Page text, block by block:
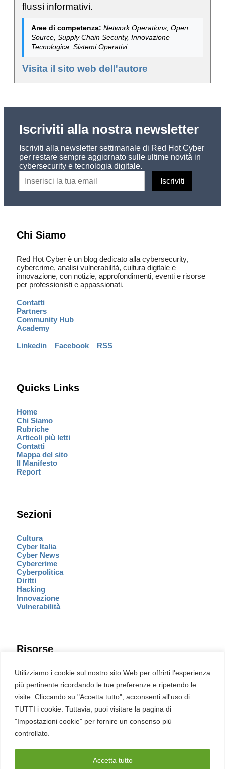
Utilizziamo i cookie sul nostro sito Web per offrirti l'esperienza
più pertinente ricordando le tue preferenze e ripetendo le
visite. Cliccando su "Accetta tutto", acconsenti all'uso di
TUTTI i cookie. Tuttavia, puoi visitare la pagina di
"Impostazioni cookie" per fornire un consenso più
controllato.
Accetta tutto
flussi informativi.
Aree di competenza: Network Operations, Open
Source, Supply Chain Security, Innovazione
Tecnologica, Sistemi Operativi.
Visita il sito web dell'autore
Iscriviti alla nostra newsletter
Iscriviti alla newsletter settimanale di Red Hot Cyber
per restare sempre aggiornato sulle ultime novità in
cybersecurity e tecnologia digitale.
Chi Siamo
Red Hot Cyber è un blog dedicato alla cybersecurity,
cybercrime, analisi vulnerabilità, cultura digitale e
innovazione, con notizie, approfondimenti, eventi e risorse
per professionisti e appassionati.
Contatti
Partners
Community Hub
Academy
Linkedin – Facebook – RSS
Quicks Links
Home
Chi Siamo
Rubriche
Articoli più letti
Contatti
Mappa del sito
Il Manifesto
Report
Sezioni
Cultura
Cyber Italia
Cyber News
Cybercrime
Cyberpolitica
Diritti
Hacking
Innovazione
Vulnerabilità
Risorse
Eventi
Fumetto Cyber
Newsletter
Servizi
Pubblicità
English
Ultime CVE critiche